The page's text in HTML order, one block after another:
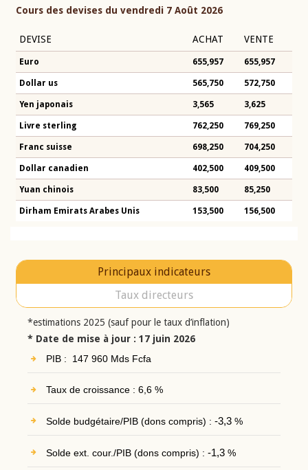
Cours des devises du vendredi 7 Août 2026
DEVISE ACHAT VENTE
Euro 655,957 655,957
Dollar us 565,750 572,750
Yen japonais 3,565 3,625
Livre sterling 762,250 769,250
Franc suisse 698,250 704,250
Dollar canadien 402,500 409,500
Yuan chinois 83,500 85,250
Dirham Emirats Arabes Unis 153,500 156,500
Principaux indicateurs
Taux directeurs
*estimations 2025 (sauf pour le taux d’inflation)
* Date de mise à jour : 17 juin 2026
PIB : 147 960 Mds Fcfa
Taux de croissance : 6,6 %
Solde budgétaire/PIB (dons compris) : -3,3%
Solde ext. cour./PIB (dons compris) : -1,3%